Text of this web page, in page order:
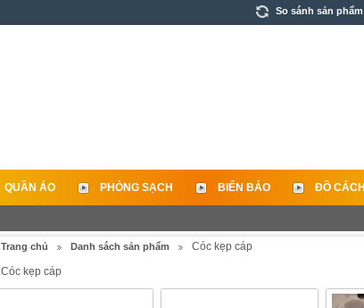
So sánh sản phẩm
QUẦN ÁO PHÒNG SẠCH BIỂN BÁO ĐỒ
Trang chủ Danh sách sản phẩm
Cóc kẹp cáp
Cóc kẹp cáp